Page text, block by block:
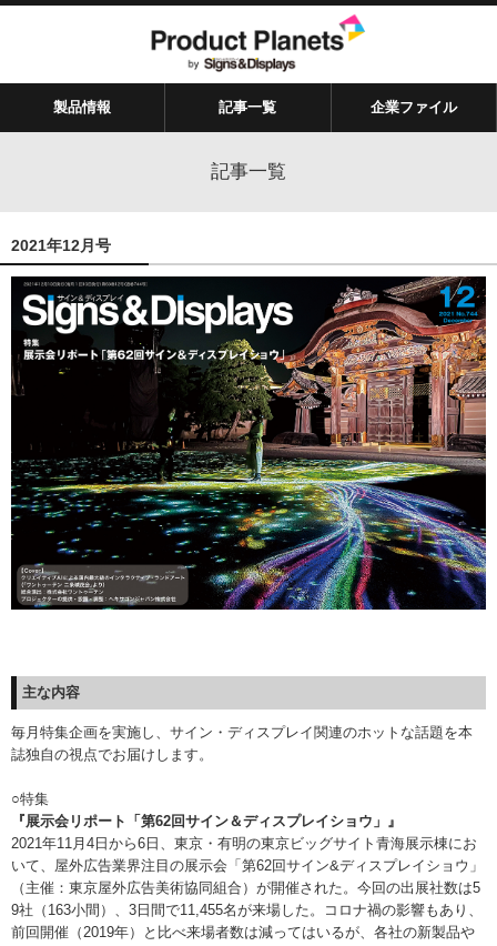
製品情報 記事一覧 企業ファイル
記事一覧
2021年12月号
主な内容
毎月特集企画を実施し、サイン・ディスプレイ関連のホットな話題を本
誌独自の視点でお届けします。
○特集
『展示会リポート「第62回サイン＆ディスプレイショウ 」
』
2021年11月4日から6日、東京・有明の東京ビッグサイト青海展示棟にお
いて、屋外広告業界注目の展示会「第62回サイン&ディスプレイショウ」
（主催：東京屋外広告美術協同組合）が開催された。今回の出展社数は5
9社（163小間）、3日間で11,455名が来場した。コロナ禍の影響もあり、
前回開催（2019年）と比べ来場者数は減ってはいるが、各社の新製品や